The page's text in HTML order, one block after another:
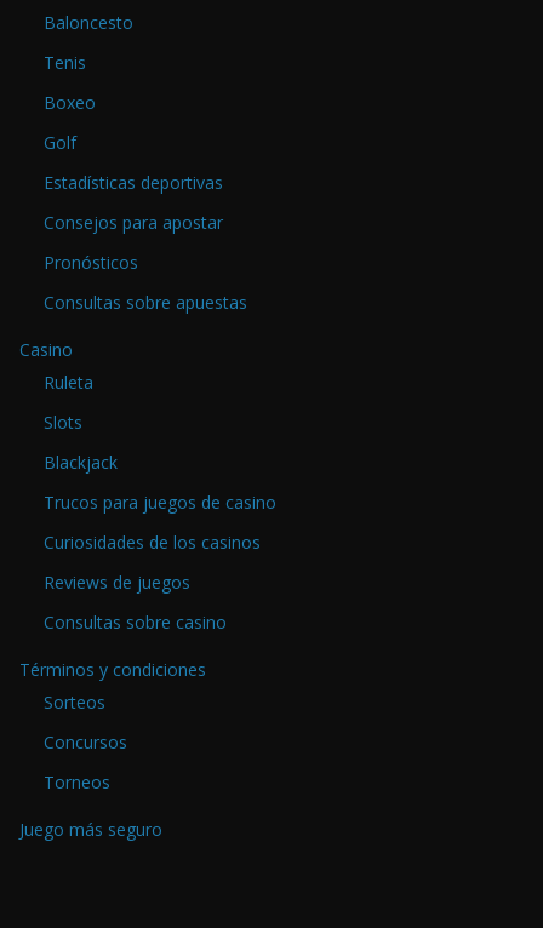
Baloncesto
Tenis
Boxeo
Golf
Estadísticas deportivas
Consejos para apostar
Pronósticos
Consultas sobre apuestas
Casino
Ruleta
Slots
Blackjack
Trucos para juegos de casino
Curiosidades de los casinos
Reviews de juegos
Consultas sobre casino
Términos y condiciones
Sorteos
Concursos
Torneos
Juego más seguro